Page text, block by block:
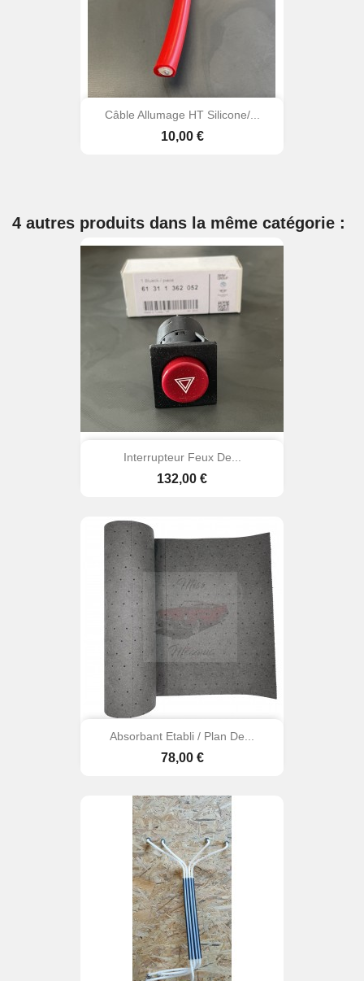
Câble Allumage HT Silicone/...
Prix
10,00 €
4 autres produits dans la même catégorie :
Interrupteur Feux De...
Prix
132,00 €
Absorbant Etabli / Plan De...
Prix
78,00 €